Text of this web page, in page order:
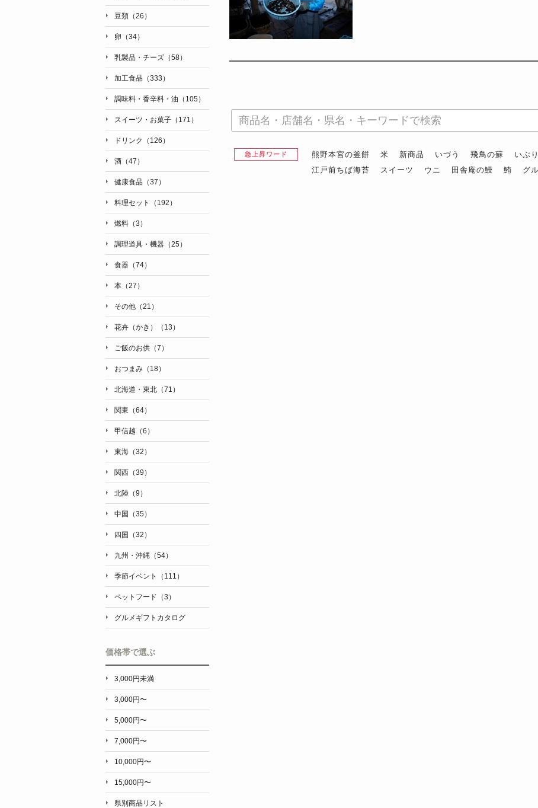
急上昇ワード 熊野本宮の釜餅 米 新商品 いづう 飛鳥の蘇 いぶ
江戸前ちば海苔
スイーツ ウニ 田舎庵の鰻 鮪 グ
豆類（26）
卵（34）
乳製品・チーズ（58）
加工食品（333）
調味料・香辛料・油（105）
スイーツ・お菓子（171）
ドリンク（126）
酒（47）
健康食品（37）
料理セット（192）
燃料（3）
調理道具・機器（25）
食器（74）
本（27）
その他（21）
花卉（かき）（13）
ご飯のお供（7）
おつまみ（18）
北海道・東北（71）
関東（64）
甲信越（6）
東海（32）
関西（39）
北陸（9）
中国（35）
四国（32）
九州・沖縄（54）
季節イベント（111）
ペットフード（3）
グルメギフトカタログ
価格帯で選ぶ
3,000円未満
3,000円〜
5,000円〜
7,000円〜
10,000円〜
15,000円〜
県別商品リスト